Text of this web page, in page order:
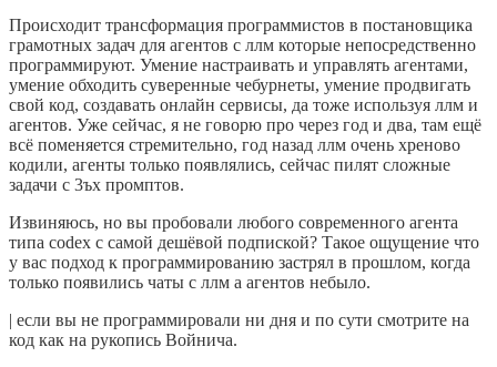
Происходит трансформация программистов в постановщика
грамотных задач для агентов с ллм которые непосредственно
программируют. Умение настраивать и управлять агентами,
умение обходить суверенные чебурнеты, умение продвигать
свой код, создавать онлайн сервисы, да тоже используя ллм и
агентов. Уже сейчас, я не говорю про через год и два, там ещё
всё поменяется стремительно, год назад ллм очень хреново
кодили, агенты только появлялись, сейчас пилят сложные
задачи с 3ъх промптов.
Извиняюсь, но вы пробовали любого современного агента
типа codex с самой дешёвой подпиской? Такое ощущение что
у вас подход к программированию застрял в прошлом, когда
только появились чаты с ллм а агентов небыло.
| если вы не программировали ни дня и по сути смотрите на
код как на рукопись Войнича.